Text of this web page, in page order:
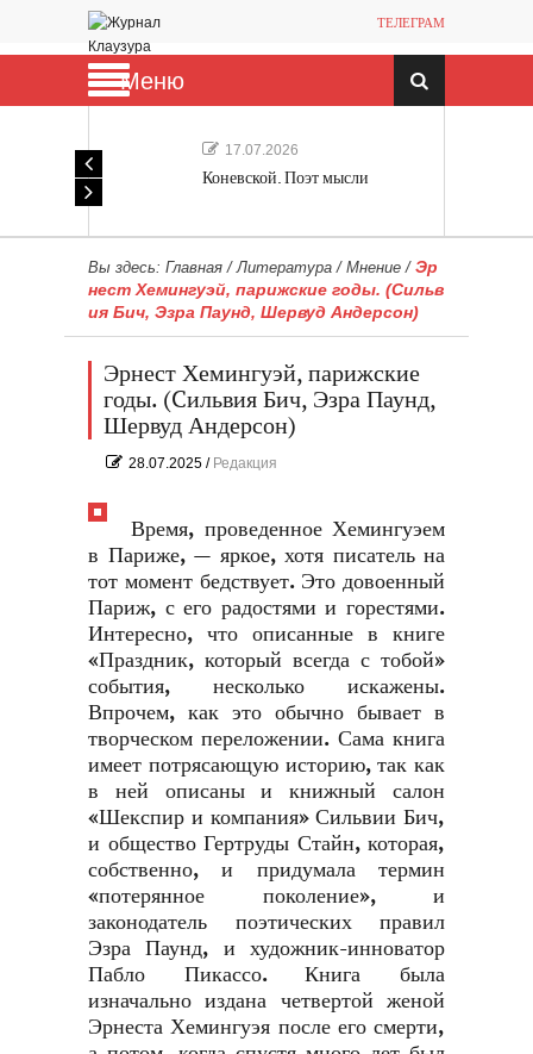
ТЕЛЕГРАМ
Меню
17.07.2026
Коневской. Поэт мысли
Вы здесь: Главная /Литература / Мнение / Эр
нест Хемингуэй, парижские годы. (Cильв
ия Бич, Эзра Паунд, Шервуд Андерсон)
Эрнест Хемингуэй, парижские
годы. (Cильвия Бич, Эзра Паунд,
Шервуд Андерсон)
28.07.2025 / Редакция
Время, проведенное Хемингуэем
в Париже, — яркое, хотя писатель на
тот момент бедствует. Это довоенный
Париж, с его радостями и горестями.
Интересно, что описанные в книге
«Праздник, который всегда с тобой»
события, несколько искажены.
Впрочем, как это обычно бывает в
творческом переложении. Сама книга
имеет потрясающую историю, так как
в ней описаны и книжный салон
«Шекспир и компания» Сильвии Бич,
и общество Гертруды Стайн, которая,
собственно, и придумала термин
«потерянное поколение», и
законодатель поэтических правил
Эзра Паунд, и художник-инноватор
Пабло Пикассо. Книга была
изначально издана четвертой женой
Эрнеста Хемингуэя после его смерти,